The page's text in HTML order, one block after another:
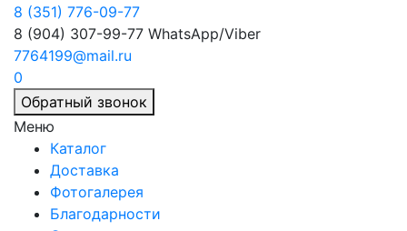
8 (351) 776-09-77
8 (904) 307-99-77 WhatsApp/Viber
7764199@mail.ru
0
Обратный звонок
Меню
Каталог
Доставка
Фотогалерея
Благодарности